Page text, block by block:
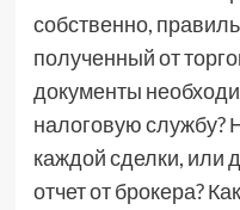
собственно,
полученный от
документы
налоговую службу?
каждой сделки, или
отчет от брокера?